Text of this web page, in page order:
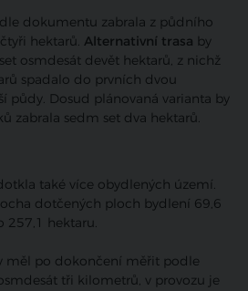
dokumentu zabrala z půdního
hektarů. Alternativní trasa by
osmdesát devět hektarů, z nichž
spadalo do prvních dvou
půdy. Dosud plánovaná varianta by
zabrala sedm set dva hektarů.
také více obydlených území.
dotčených ploch bydlení 69,6
257,1 hektaru.
měl po dokončení měřit podle
tři kilometrů, v provozu je